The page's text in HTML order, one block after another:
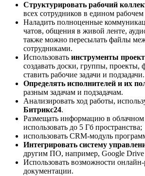
Структурировать рабочий
всех сотрудников в едином рабочем
Наладить полноценные
чатов, общения в живой ленте,
также можно пересылать файлы
сотрудниками.
Использовать инструменты
создавать доски, группы, проекты,
ставить рабочие задачи и подзадачи.
Определять исполнителей и их
разным задачам и подзадачам.
Анализировать ход работы,
Битрикс24.
Размещать информацию в
использовать до 5 Гб пространства;
использовать CRM-модуль
Интегрировать систему
другим ПО, например, Google
Использовать возможности
документации.